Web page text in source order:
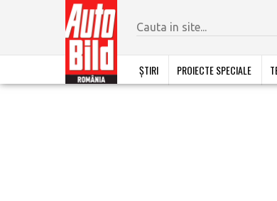
ȘTIRI PROIECTE SPECIALE